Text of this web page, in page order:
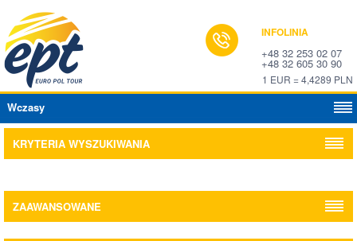
INFOLINIA
+48 32 253 02 07
+48 32 605 30 90
1 EUR = 4,4289 PLN
Wczasy
KRYTERIA WYSZUKIWANIA
ZAAWANSOWANE